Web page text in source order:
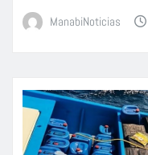
ManabiNoticias